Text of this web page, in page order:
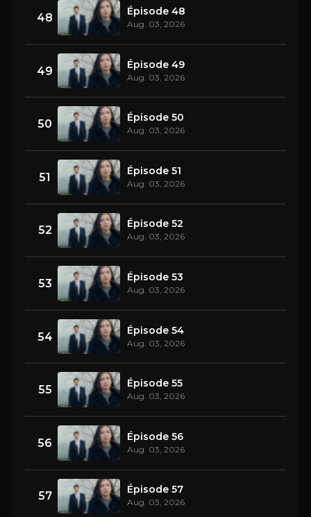
48 Épisode 48
Aug. 03, 2026
49 Épisode 49
Aug. 03, 2026
50 Épisode 50
Aug. 03, 2026
51 Épisode 51
Aug. 03, 2026
52 Épisode 52
Aug. 03, 2026
53 Épisode 53
Aug. 03, 2026
54 Épisode 54
Aug. 03, 2026
55 Épisode 55
Aug. 03, 2026
56 Épisode 56
Aug. 03, 2026
57 Épisode 57
Aug. 03, 2026